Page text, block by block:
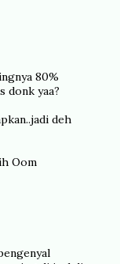
80%
donk yaa?
deh
Oom